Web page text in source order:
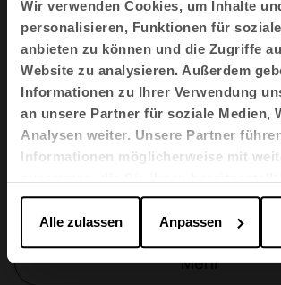
Wir verwenden Cookies, um Inhalte
personalisieren, Funktionen für
anbieten zu können und die Zugriffe
Website zu analysieren. Außerdem
Informationen zu Ihrer Verwendung
an unsere Partner für soziale Medien,
Analysen weiter. Unsere Partner
Informationen möglicherweise mit
die sie im Rahmen Ihrer Nutzung der
gesammelt haben.
Alle zulassen Anpassen
Longo
Fluit
Tubbe
Mehr